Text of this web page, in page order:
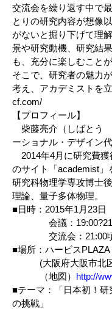
交流会を繰り返す中で
とりの研究内容が想像
がないと掘り下げて理
景や研究動機、研究結
も、充分に楽しむこと
そこで、研究者の魅力
考え、アカデミストを
cf.com/
【プロフィール】
柴藤亮介（しばとう
ーショナル・デザイン代
2014年4月に研究費獲
のサイト「academist
研究科物理学専攻博士
理論、量子多体物理。
■日時：2015年1月23日
会議：19:00?21:00
交流会：21:00
■場所：ハービスPLAZA
(大阪府大阪市北区
（地図） http://
■テーマ：「日本初！
の挑戦」